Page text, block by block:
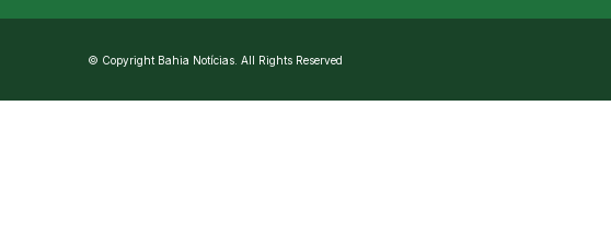
© Copyright Bahia Notícias. All Rights Reserved